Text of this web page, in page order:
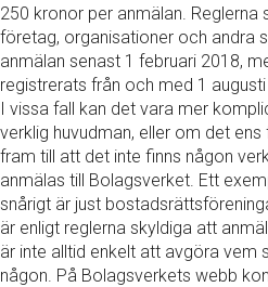
250 kronor per anmälan.
företag, organisationer och andra
anmälan senast 1 februari 2018,
registrerats från och med 1
I vissa fall kan det vara mer
verklig huvudman, eller om det
fram till att det inte finns någon
anmälas till Bolagsverket. Ett
snårigt är just
är enligt reglerna skyldiga att
är inte alltid enkelt att avgöra vem
någon. På Bolagsverkets webb